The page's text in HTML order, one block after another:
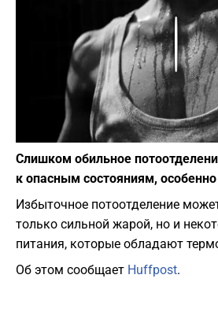
Play
Слишком обильное
к опасным состояниям,
Избыточное потоотделение
только сильной жарой, но и
питания, которые обладают
Об этом сообщает Huffpost.